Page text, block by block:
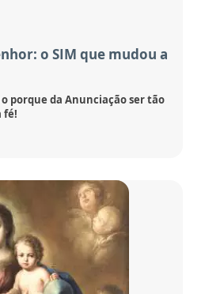
o SIM que mudou a
porque da Anunciação ser tão
fé!